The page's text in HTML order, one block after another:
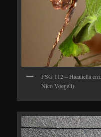
PSG 112 – Haaniella
Nico Voegeli)